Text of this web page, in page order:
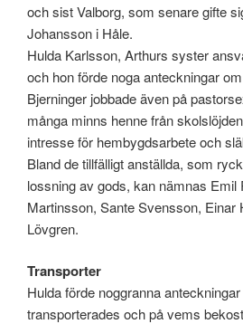
och sist Valborg, som senare gifte
Johansson i Håle.
Hulda Karlsson, Arthurs syster
och hon förde noga anteckningar
Bjerninger jobbade även på
många minns henne från
intresse för hembygdsarbete och
Bland de tillfälligt anställda, som
lossning av gods, kan nämnas Emil
Martinsson, Sante Svensson, Einar
Lövgren.
Transporter
Hulda förde noggranna
transporterades och på vems